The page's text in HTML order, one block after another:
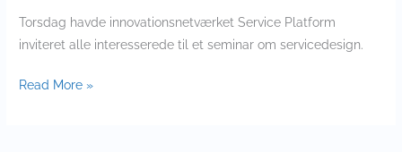
Torsdag havde innovationsnetværket Service Platform
inviteret alle interesserede til et seminar om servicedesign.
Read More »